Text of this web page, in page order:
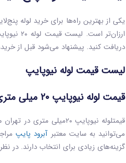
دریافت کنید. پیشنهاد می‌شود قبل از
لیست قیمت لوله نیوپایپ⁩
قیمت لوله نیوپایپ ۲۰ میلی متری در تهران
می‌توانید به سایت‌ معتبر آبرود پایپ
گزینه‌های زیادی برای انتخاب دارند. در